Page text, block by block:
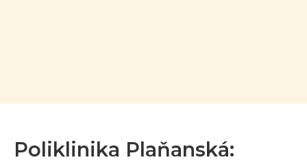
Poliklinika Plaňanská: